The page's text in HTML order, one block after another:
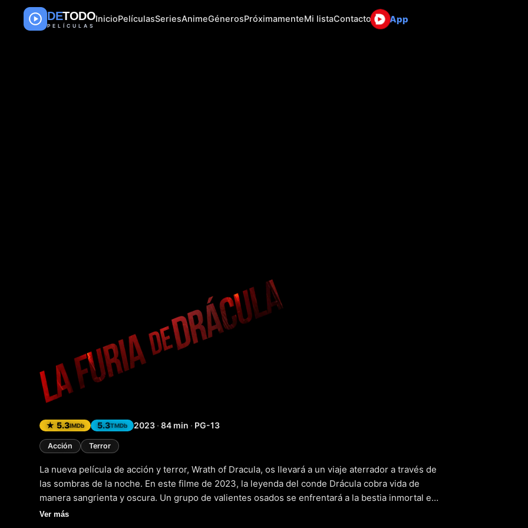
DETODO
PELÍCULAS
InicioPelículasSeriesAnimeGénerosPróximamenteMi listaContacto App
Wrath of Dracula
★ 5.3IMDb 5.3TMDb 2023 · 84 min · PG-13
Acción Terror
La nueva película de acción y terror, Wrath of Dracula, os llevará a un viaje aterrador a través de
las sombras de la noche. En este filme de 2023, la leyenda del conde Drácula cobra vida de
manera sangrienta y oscura. Un grupo de valientes osados se enfrentará a la bestia inmortal en
una lucha por la supervivencia, mientras que el conde, sediento de venganza, sembrará el caos
Ver más